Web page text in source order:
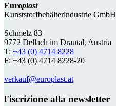
Europlast
Kunststoffbehälterindustrie GmbH
Schmelz 83
9772 Dellach im Drautal, Austria
T: +43 (0) 4714 8228
F: +43 (0) 4714 8228-20
verkauf@europlast.at
l'iscrizione alla newsletter